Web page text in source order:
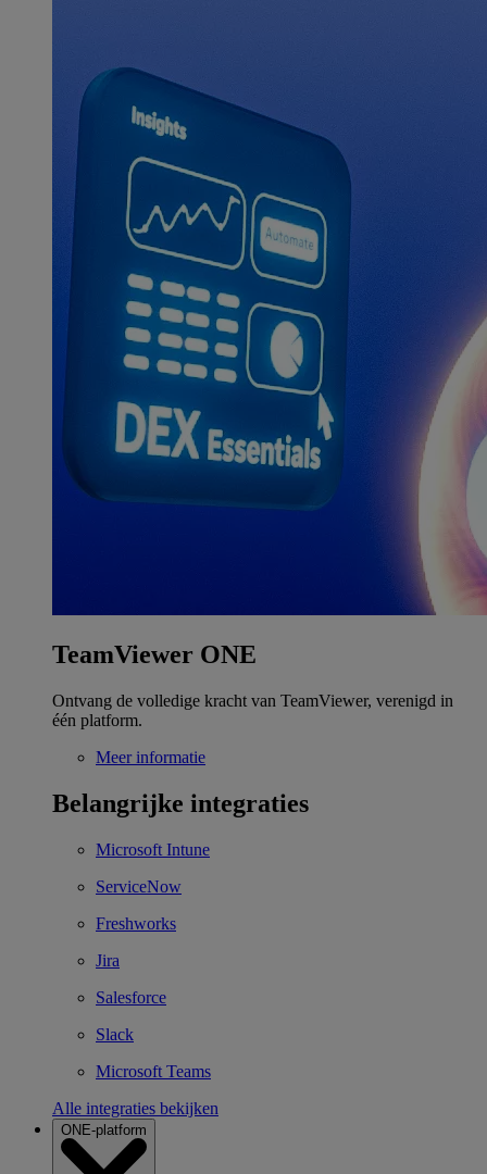
TeamViewer ONE
Ontvang de volledige kracht van TeamViewer, verenigd in
één platform.
Meer informatie
Belangrijke integraties
Microsoft Intune
ServiceNow
Freshworks
Jira
Salesforce
Slack
Microsoft Teams
Alle integraties bekijken
ONE-platform